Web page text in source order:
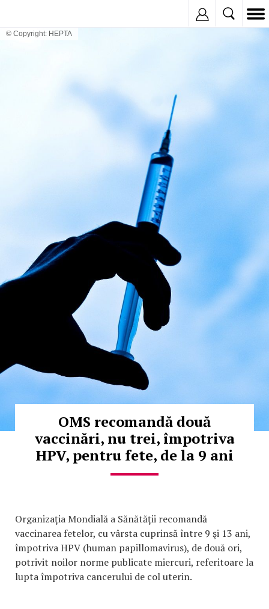
© Copyright: HEPTA
OMS recomandă două
vaccinări, nu trei, împotriva
HPV, pentru fete, de la 9 ani
Organizaţia Mondială a Sănătăţii recomandă
vaccinarea fetelor, cu vârsta cuprinsă între 9 şi 13 ani,
împotriva HPV (human papillomavirus), de două ori,
potrivit noilor norme publicate miercuri, referitoare la
lupta împotriva cancerului de col uterin.